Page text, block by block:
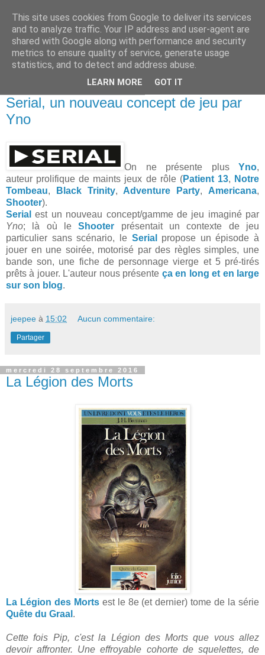
Serial, un nouveau concept de jeu par
Yno
On ne présente plus Yno,
auteur prolifique de maints jeux de rôle (Patient 13, Notre
Tombeau, Black Trinity, Adventure Party, Americana,
Shooter).
Serial est un nouveau concept/gamme de jeu imaginé par
Yno; là où leShooter
présentait un contexte de jeu
particulier sans scénario, le Serial
propose un épisode à
jouer en une soirée, motorisé par des règles simples, une
bande son, une fiche de personnage vierge et 5 pré-tirés
prêts à jouer. L'auteur nous présente ça en long et en large
sur son blog.
jeepee à 15:02 Aucun commentaire:
Partager
mercredi 28 septembre 2016
La Légion des Morts
La Légion des Mortsest le 8e (et dernier) tome de la série
Quête du Graal .
Cette fois Pip, c'est la Légion des Morts que vous allez
devoir affronter. Une effroyable cohorte de squelettes, de
This site uses cookies from Google to deliver its services
and to analyze traffic. Your IP address and user-agent are
shared with Google along with performance and security
metrics to ensure quality of service, generate usage
statistics, and to detect and address abuse.
LEARN MORE GOT IT